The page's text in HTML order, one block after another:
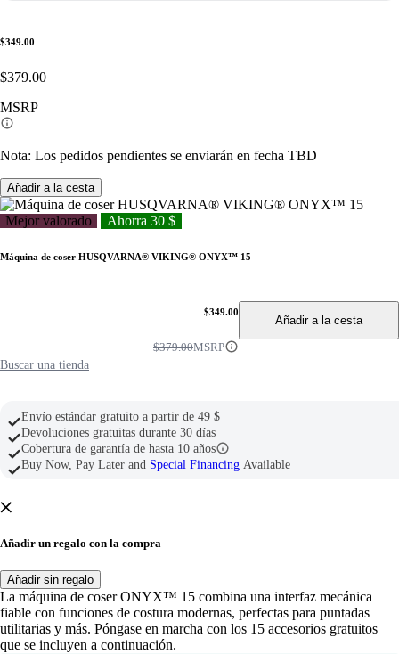
$349.00
$379.00
MSRP
Nota: Los pedidos pendientes se enviarán en fecha TBD
Añadir a la cesta
Mejor valorado Ahorra 30 $
Máquina de coser HUSQVARNA® VIKING® ONYX™ 15
$349.00
$379.00MSRP
Añadir a la cesta
Buscar una tienda
Envío estándar gratuito a partir de 49 $
Devoluciones gratuitas durante 30 días
Cobertura de garantía de hasta 10 años
Buy Now, Pay Later and Special Financing Available
Añadir un regalo con la compra
Añadir sin regalo
La máquina de coser ONYX™ 15 combina una interfaz mecánica
fiable con funciones de costura modernas, perfectas para puntadas
utilitarias y más. Póngase en marcha con los 15 accesorios gratuitos
que se incluyen a continuación.